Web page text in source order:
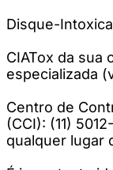
Disque-
CIATox da sua
especializada
Centro de
(CCI): (11)
qualquer lugar